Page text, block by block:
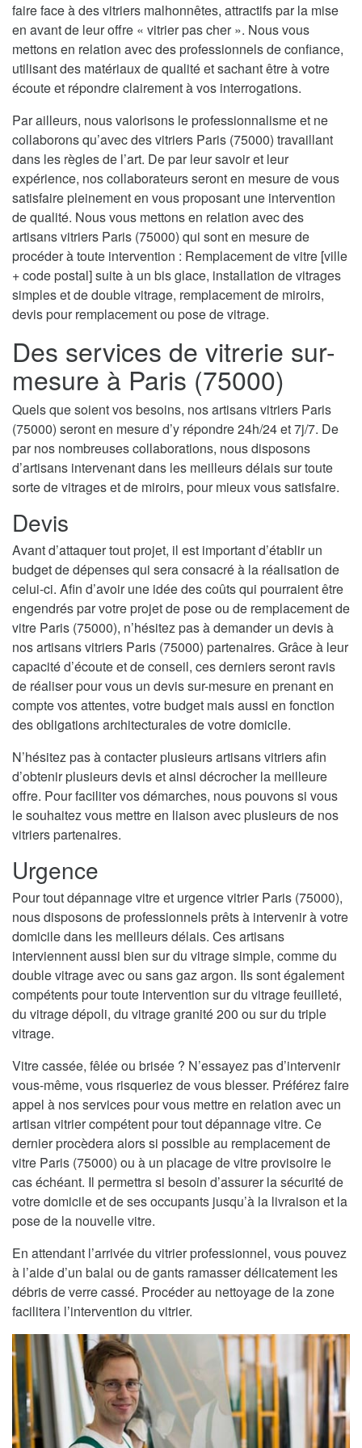
faire face à des vitriers malhonnêtes, attractifs par la mise
en avant de leur offre « vitrier pas cher ». Nous vous
mettons en relation avec des professionnels de confiance,
utilisant des matériaux de qualité et sachant être à votre
écoute et répondre clairement à vos interrogations.
Par ailleurs, nous valorisons le professionnalisme et ne
collaborons qu’avec des vitriers Paris (75000) travaillant
dans les règles de l’art. De par leur savoir et leur
expérience, nos collaborateurs seront en mesure de vous
satisfaire pleinement en vous proposant une intervention
de qualité. Nous vous mettons en relation avec des
artisans vitriers Paris (75000) qui sont en mesure de
procéder à toute intervention : Remplacement de vitre [ville
+ code postal] suite à un bis glace, installation de vitrages
simples et de double vitrage, remplacement de miroirs,
devis pour remplacement ou pose de vitrage.
Des services de vitrerie sur-
mesure à Paris (75000)
Quels que soient vos besoins, nos artisans vitriers Paris
(75000) seront en mesure d’y répondre 24h/24 et 7j/7. De
par nos nombreuses collaborations, nous disposons
d’artisans intervenant dans les meilleurs délais sur toute
sorte de vitrages et de miroirs, pour mieux vous satisfaire.
Devis
Avant d’attaquer tout projet, il est important d’établir un
budget de dépenses qui sera consacré à la réalisation de
celui-ci. Afin d’avoir une idée des coûts qui pourraient être
engendrés par votre projet de pose ou de remplacement de
vitre Paris (75000), n’hésitez pas à demander un devis à
nos artisans vitriers Paris (75000) partenaires. Grâce à leur
capacité d’écoute et de conseil, ces derniers seront ravis
de réaliser pour vous un devis sur-mesure en prenant en
compte vos attentes, votre budget mais aussi en fonction
des obligations architecturales de votre domicile.
N’hésitez pas à contacter plusieurs artisans vitriers afin
d’obtenir plusieurs devis et ainsi décrocher la meilleure
offre. Pour faciliter vos démarches, nous pouvons si vous
le souhaitez vous mettre en liaison avec plusieurs de nos
vitriers partenaires.
Urgence
Pour tout dépannage vitre et urgence vitrier Paris (75000),
nous disposons de professionnels prêts à intervenir à votre
domicile dans les meilleurs délais. Ces artisans
interviennent aussi bien sur du vitrage simple, comme du
double vitrage avec ou sans gaz argon. Ils sont également
compétents pour toute intervention sur du vitrage feuilleté,
du vitrage dépoli, du vitrage granité 200 ou sur du triple
vitrage.
Vitre cassée, fêlée ou brisée ? N’essayez pas d’intervenir
vous-même, vous risqueriez de vous blesser. Préférez faire
appel à nos services pour vous mettre en relation avec un
artisan vitrier compétent pour tout dépannage vitre. Ce
dernier procèdera alors si possible au remplacement de
vitre Paris (75000) ou à un placage de vitre provisoire le
cas échéant. Il permettra si besoin d’assurer la sécurité de
votre domicile et de ses occupants jusqu’à la livraison et la
pose de la nouvelle vitre.
En attendant l’arrivée du vitrier professionnel, vous pouvez
à l’aide d’un balai ou de gants ramasser délicatement les
débris de verre cassé. Procéder au nettoyage de la zone
facilitera l’intervention du vitrier.